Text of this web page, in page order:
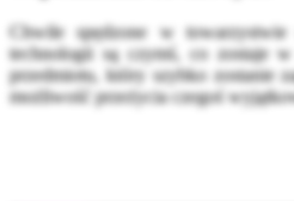
Chwile spędzone w
technologii są czymś, co zostaje
przedmiotu, który szybko zostanie
możliwość przeżycia czegoś